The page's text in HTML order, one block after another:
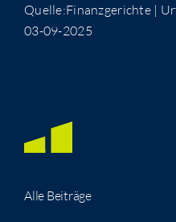
Quelle:Finanzgerichte |
03-09-2025
Alle Bei­trä­ge